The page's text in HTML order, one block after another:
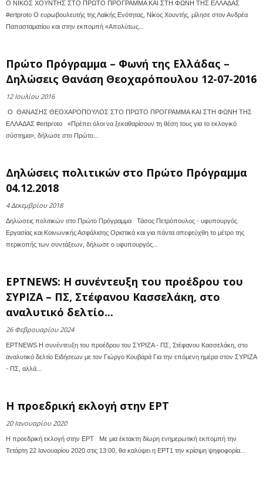
O ΝΙΚΟΣ ΧΟΥΝΤΗΣ ΣΤΟ ΠΡΩΤO ΠΡΟΓΡΑΜΜΑ ΚΑΙ ΣΤΗ ΦΩΝΗ ΤΗΣ ΕΛΛΑΔΑΣ
#ertproto Ο ευρωβουλευτής της Λαϊκής Ενότητας, Νίκος Χουντής, μίλησε στον Ανδρέα
Παπασταματίου και στην εκπομπή «Απολύτως...
Πρώτο Πρόγραμμα – Φωνή της Ελλάδας –
Δηλώσεις Θανάση Θεοχαρόπουλου 12-07-2016
12 Ιουλίου 2016
O ΘΑΝΑΣΗΣ ΘΕΟΧΑΡΟΠΟΥΛΟΣ ΣΤΟ ΠΡΩΤO ΠΡΟΓΡΑΜΜΑ ΚΑΙ ΣΤΗ ΦΩΝΗ ΤΗΣ
ΕΛΛΑΔΑΣ #ertproto «Πρέπει όλοι να ξεκαθαρίσουν τη θέση τους για το εκλογικό
σύστημα», δήλωσε στο Πρώτο...
Δηλώσεις πολιτικών στο Πρώτο Πρόγραμμα
04.12.2018
4 Δεκεμβρίου 2018
Δηλώσεις πολιτικών στο Πρώτο Πρόγραμμα Τάσος Πετρόπουλος - υφυπουργός
Εργασίας και Κοινωνικής Ασφάλισης Οριστικά και για πάντα απεφεύχθη το μέτρο της
περικοπής των συντάξεων, δήλωσε ο υφυπουργός...
ΕΡΤNEWS: Η συνέντευξη του προέδρου του
ΣΥΡΙΖΑ – ΠΣ, Στέφανου Κασσελάκη, στο
αναλυτικό δελτίο...
26 Φεβρουαρίου 2024
ΕΡΤNEWS Η συνέντευξη του προέδρου του ΣΥΡΙΖΑ - ΠΣ, Στέφανου Κασσελάκη, στο
αναλυτικό δελτίο Ειδήσεων με τον Γιώργο Κουβαρά Για την επόμενη ημέρα στον ΣΥΡΙΖΑ
- ΠΣ, αλλά...
Η προεδρική εκλογή στην ΕΡΤ
20 Ιανουαρίου 2020
Η προεδρική εκλογή στην ΕΡΤ Με μια έκτακτη δίωρη ενημερωτική εκπομπή την
Τετάρτη 22 Ιανουαρίου 2020 στις 13:00, θα καλύψει η ΕΡΤ1 την κρίσιμη ψηφοφορία...